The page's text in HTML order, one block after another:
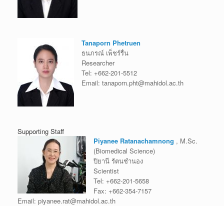
Tanaporn Phetruen
ธนภรณ์ เพ็ชร์รื่น
Researcher
Tel: +662-201-5512
Email: tanaporn.pht@mahidol.ac.th
Supporting Staff
Piyanee Ratanachamnong , M.Sc.
(Biomedical Science)
ปิยานี รัตนชำนอง
Scientist
Tel: +662-201-5658
Fax: +662-354-7157
Email: piyanee.rat@mahidol.ac.th